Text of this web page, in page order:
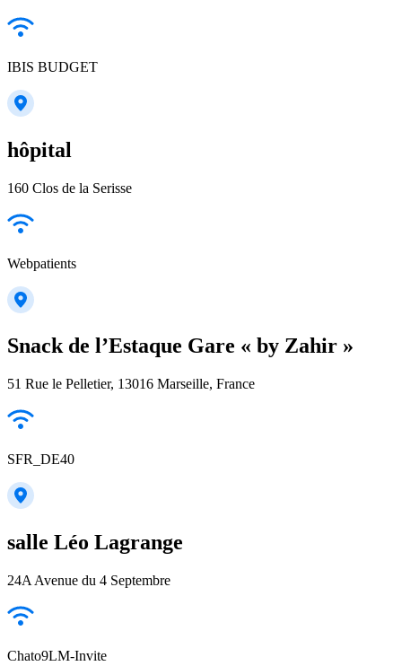
IBIS BUDGET
hôpital
160 Clos de la Serisse
Webpatients
Snack de l’Estaque Gare « by Zahir »
51 Rue le Pelletier, 13016 Marseille, France
SFR_DE40
salle Léo Lagrange
24A Avenue du 4 Septembre
Chato9LM-Invite